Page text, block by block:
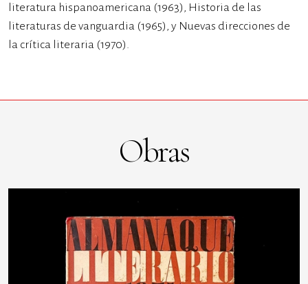
literatura hispanoamericana (1963), Historia de las
literaturas de vanguardia (1965), y Nuevas direcciones de
la crítica literaria (1970).
Obras